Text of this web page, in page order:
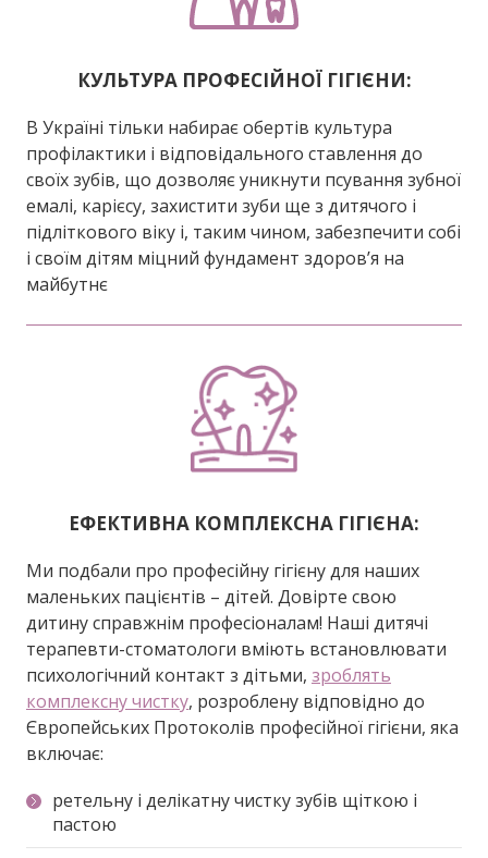
КУЛЬТУРА ПРОФЕСІЙНОЇ ГІГІЄНИ:
В Україні тільки набирає обертів культура
профілактики і відповідального ставлення до
своїх зубів, що дозволяє уникнути псування зубної
емалі, карієсу, захистити зуби ще з дитячого і
підліткового віку і, таким чином, забезпечити собі
і своїм дітям міцний фундамент здоров’я на
майбутнє
ЕФЕКТИВНА КОМПЛЕКСНА ГІГІЄНА:
Ми подбали про професійну гігієну для наших
маленьких пацієнтів – дітей. Довірте свою
дитину справжнім професіоналам! Наші дитячі
терапевти-стоматологи вміють встановлювати
психологічний контакт з дітьми, зроблять
комплексну чистку, розроблену відповідно до
Європейських Протоколів професійної гігієни, яка
включає:
ретельну і делікатну чистку зубів щіткою і
пастою